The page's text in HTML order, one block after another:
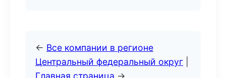
← Все компании в регионе
Центральный федеральный округ
Главная страница →